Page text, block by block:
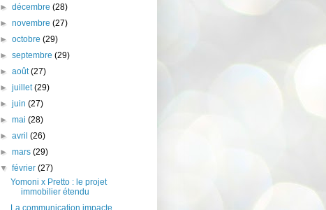
►décembre(28)
►novembre(27)
►octobre(29)
►septembre(29)
►août(27)
►juillet(29)
►juin(27)
►mai(28)
►avril(26)
►mars(29)
▼février(27)
Yomoni x Pretto : le projet
immobilier étendu